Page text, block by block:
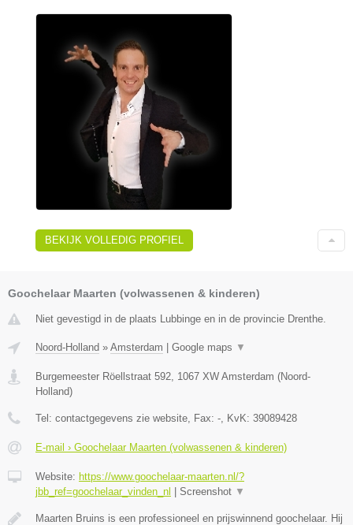
BEKIJK VOLLEDIG PROFIEL
Goochelaar Maarten (volwassenen & kinderen)
Niet gevestigd in de plaats Lubbinge en in de provincie Drenthe.
Noord-Holland » Amsterdam Google maps ▼
Burgemeester Röellstraat 592, 1067 XW Amsterdam (Noord-
Holland)
Tel: contactgegevens zie website, Fax: -, KvK: 39089428
E-mail › Goochelaar Maarten (volwassenen & kinderen)
Website: https://www.goochelaar-maarten.nl/?
jbb_ref=goochelaar_vinden_nl
Screenshot ▼
Maarten Bruins is een professioneel en prijswinnend goochelaar. Hij